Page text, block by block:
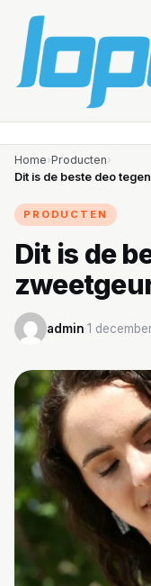
Home
Gezondheid
Producten
Schema’s
Trainingen
Voeding
Home›Producten›
Dit is de beste deo
PRODUCTEN
Dit is de
admin·1